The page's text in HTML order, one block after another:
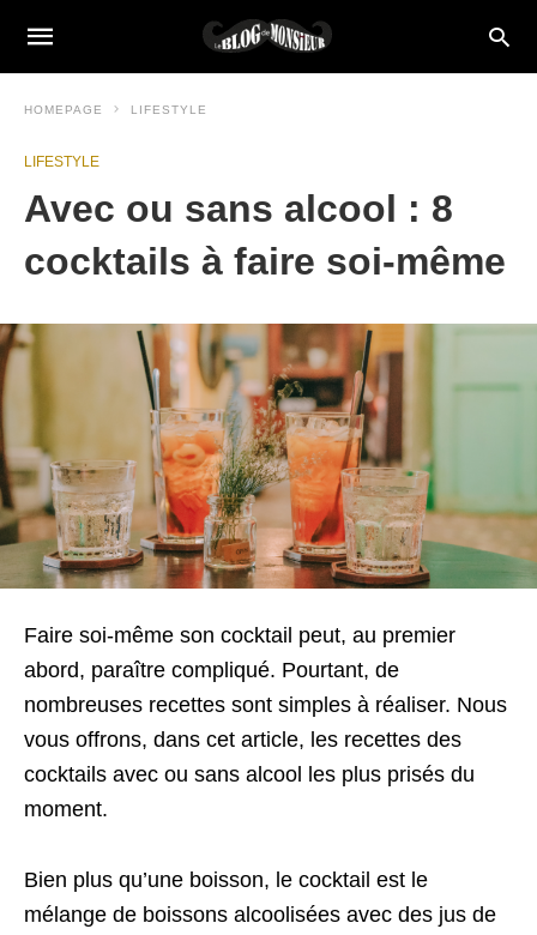
HOMEPAGE LIFESTYLE
LIFESTYLE
Avec ou sans alcool : 8
cocktails à faire soi-même
Faire soi-même son cocktail peut, au premier
abord, paraître compliqué. Pourtant, de
nombreuses recettes sont simples à réaliser. Nous
vous offrons, dans cet article, les recettes des
cocktails avec ou sans alcool les plus prisés du
moment.
Bien plus qu’une boisson, le cocktail est le
mélange de boissons alcoolisées avec des jus de